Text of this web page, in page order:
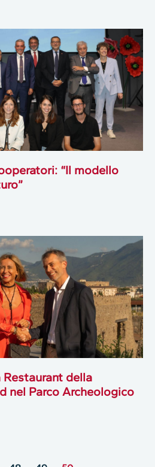
“Il modello
Restaurant della
nel Parco Archeologico